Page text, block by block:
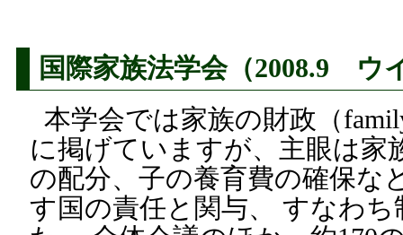
国際家族法学会（2008.9 ウ
本学会では家族の財政（
に掲げていますが、主眼は家
の配分、子の養育費の確保な
す国の責任と関与、 すなわ